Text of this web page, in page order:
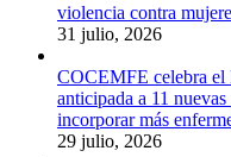
violencia contra
31 julio, 2026
COCEMFE celebra el
anticipada a 11
incorporar más
29 julio, 2026